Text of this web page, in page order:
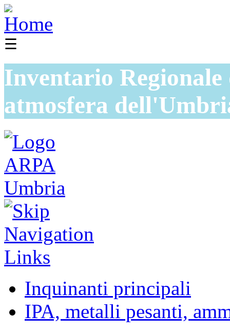
☰
Inventario
atmosfera
Inquinanti principali
IPA, metalli pesanti,